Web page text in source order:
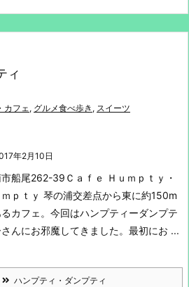
ィ
カフェ, グルメ食べ歩き , スイーツ
年2月10日
船尾262-39 Ｃａｆｅ Ｈｕｍｐｔｙ・
ｐｔｙ 琴の浦交差点から東に約150m
カフェ。 今回はハンプティーダンプテ
さんにお邪魔してきました。 最初にお ...
ハンプティ・ダンプティ